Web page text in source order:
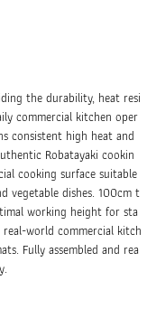
the durability, heat resi
commercial kitchen oper
consistent high heat and
Robatayaki cookin
cooking surface suitable
vegetable dishes. 100cm t
working height for sta
world commercial kitch
Fully assembled and rea